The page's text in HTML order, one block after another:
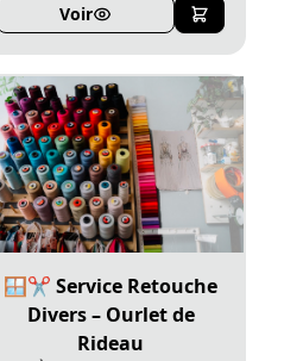
Voir
🪟✂️ Service Retouche
Divers – Ourlet de
Rideau